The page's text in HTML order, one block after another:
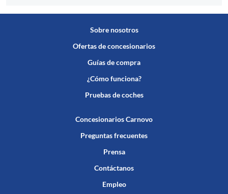
Sobre nosotros
Ofertas de concesionarios
Guías de compra
¿Cómo funciona?
Pruebas de coches
Concesionarios Carnovo
Preguntas frecuentes
Prensa
Contáctanos
Empleo